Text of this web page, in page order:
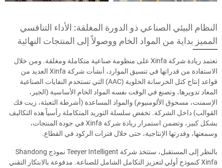
النظام البيئي الصناعي ذو الدورة المغلقة: الأداء التنافسي
المميز بداية من المواد الخام ووصولاً إلى المنتجات النهائية
تعتمد ريادة شركة Xinfa على منظومة صناعية متكاملة ومغلقة. ومن خلال
الاستفادة من قدراتها في تنسيق الموارد، أنشأت شركة Xinfa العديد من
قواعد إنتاج كتل الخرسانة الخلوية (AAC) التي تستخدم النفايات الصناعية
المعاد تدويرها، وتصنع في الوقت نفسه المواد الخام الأساسية (الجير،
الإسمنت، مسحوق الألومنيوم) والمواد المساعدة (أشرطة التعبئة، زيت فك
القوالب) داخل الشركة. تخفض سلسلة التوريد المتكاملة رأسياً هذه التكاليف
بشكل كبير، وتضمن استمرار ريادة شركة Xinfa في جودة المنتجات،
وسمعتها، وقدرتها الإنتاجية، حتى خلال فترات الركود في القطاع.
بالنظر إلى المستقبل، ستتخذ شركة Teeyer Intelligent نموذج Shandong
Xinfa كنموذج أولي لتعزيز التكامل الشامل للصناعة. مدفوعة بالابتكار التقني